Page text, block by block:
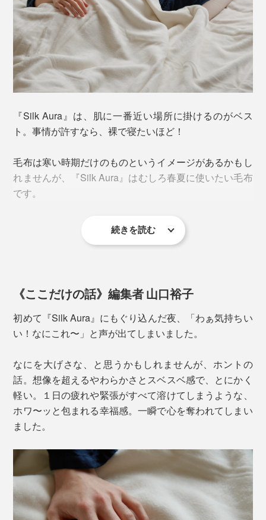
生地断面の比較
その日本屈指の技術力の高さは、ファッション界でも知
られ、欧米や国内の有名ファッションブランドから、コ
ート素材などの起毛の依頼が舞い込むほどだそうです。
シルクの繊維はそもそも空気を多く含むことのできる構
造ですが、ていねいに起毛することにより、さらにたく
さんの空気を抱え込むことが可能に。
熱伝導率が低く、夏は涼しくて冬は暖かい。しっとり肌
に吸い付くようでいて、サラッとした感触。「毛布」を
超えた、傑作寝具です。
“織りの匠”、和田喜明氏
ず、じっくり時間をかけて染色。
起毛を繰り返してふわふわになった生地は、「額縁縫製
なく、四方すべてを同じ生地で折り返すことで、どこを
触っても天然シルクのなめらかさ。首元のチクチク感も
効率度外視で作られた、職人の矜持そのもの。5つ星ホ
テルのスイートルームでも味わえない贅沢の極みを、あ
なたの寝室で体感してください。
『Silk Aura』は、肌に一番近い場所に掛けるのがベス
ト。事情が許すなら、裸で寝たいほど！
毛布は寒い時期だけのものというイメージがあるかもし
れませんが、『Silk Aura』はむしろ春夏に使いたい毛布
です。
軽くてムレない『Silk Aura』一枚で過ごす夜は、快適そ
寒い季節は、『Silk Aura』の上に羽毛布団などをかけて
お休みください。羽毛布団と身体のスキマを埋めてく
れ、毛布が呼吸するように湿気を吸って放出し、気持ち
良く眠れます。
続きを読む
《ここだけの話》編集者 山口裕子
初めて『Silk Aura』にもぐり込んだ夜、「わぁ気持ちい
い！なにこれ〜」と声が出てしまいました。
なにを大げさな、と思うかもしれませんが、ホントの
話。想像を超えるやわらかさとスベスベ感で、とにかく
軽い。１日の疲れや緊張がすべて溶けてしまうような、
ホワ〜ッと包まれる幸福感。一瞬で心を奪われてしまい
ました。